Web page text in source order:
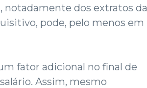
notadamente dos extratos da
pode, pelo menos em
fator adicional no final de
Assim, mesmo